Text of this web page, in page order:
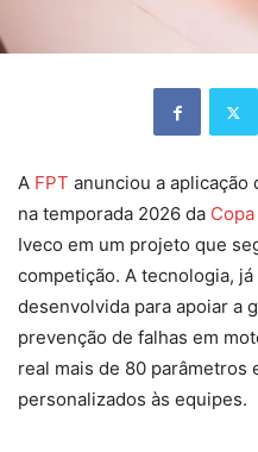
A FPT anunciou a
na temporada 2026 da
Iveco em um projeto que
competição. A tecnologia,
desenvolvida para apoiar a
prevenção de falhas em
real mais de 80
personalizados às equipes.